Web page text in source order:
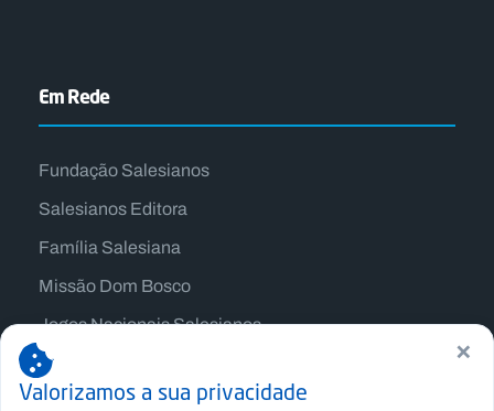
Em Rede
Fundação Salesianos
Salesianos Editora
Família Salesiana
Missão Dom Bosco
Jogos Nacionais Salesianos
×
Valorizamos a sua privacidade